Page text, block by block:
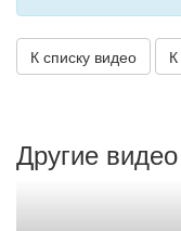
К списку видео
Другие